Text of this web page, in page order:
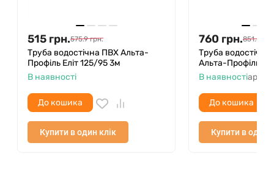
УФ-СТІЙКИЙ
Водостічна система забарвлюється за
інноваційною технологією Cool Colour: відбиває
сонячне проміння, значно менше нагрівається і
не вигорає на сонці.
НЕ ПАЛЬЮЧИЙ
515 грн.575.9 грн.
Труба водостічна ПВХ Альта-
Профіль Еліт 125/95 3м
В наявності
До кошика
Купити в один клік
760 грн.851.8
Труба
Альта-Профіль
В наявності
До кошика
Купити в один